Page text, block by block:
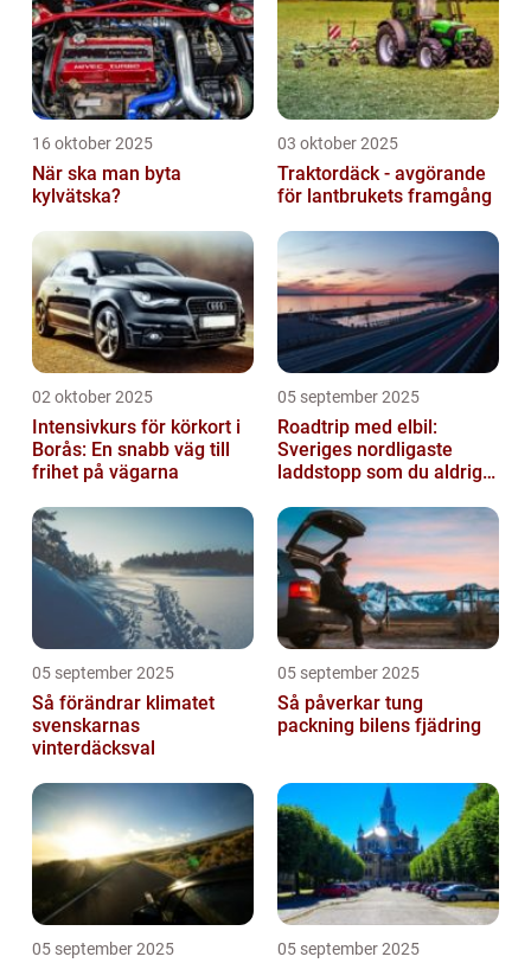
16 oktober 2025
När ska man byta
kylvätska?
03 oktober 2025
Traktordäck - avgörande
för lantbrukets framgång
02 oktober 2025
Intensivkurs för körkort i
Borås: En snabb väg till
frihet på vägarna
05 september 2025
Roadtrip med elbil:
Sveriges nordligaste
laddstopp som du aldrig
05 september 2025
Så förändrar klimatet
svenskarnas
vinterdäcksval
05 september 2025
Så påverkar tung
packning bilens fjädring
05 september 2025 05 september 2025